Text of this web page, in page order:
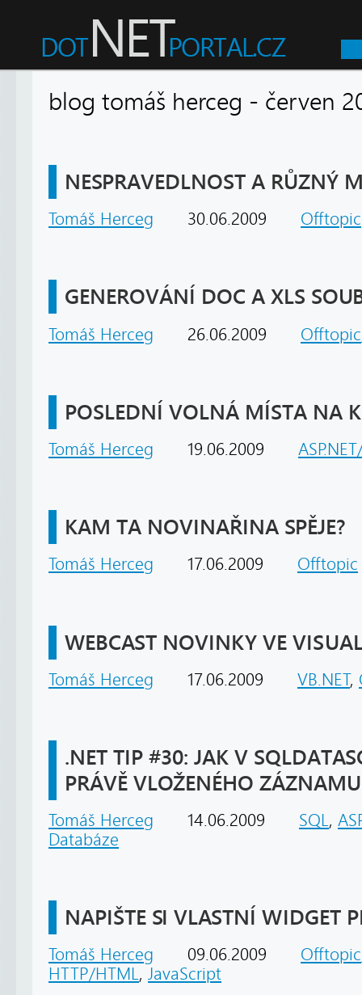
blog tomáš herceg -
NESPRAVEDLNOST A RŮZNÝ
Tomáš Herceg 30.06.2009 Offtopic
GENEROVÁNÍ DOC A XLS
Tomáš Herceg 26.06.2009 Offtopic
POSLEDNÍ VOLNÁ MÍSTA NA
Tomáš Herceg 19.06.2009
KAM TA NOVINAŘINA SPĚJE?
Tomáš Herceg 17.06.2009 Offtopic
WEBCAST NOVINKY VE
Tomáš Herceg 17.06.2009 VB.NET,
.NET TIP #30: JAK V
PRÁVĚ VLOŽENÉHO ZÁZNAMU
Tomáš Herceg 14.06.2009 SQL,
Databáze
NAPIŠTE SI VLASTNÍ WIDGET
Tomáš Herceg 09.06.2009 Offtopic
HTTP/HTML, JavaScript